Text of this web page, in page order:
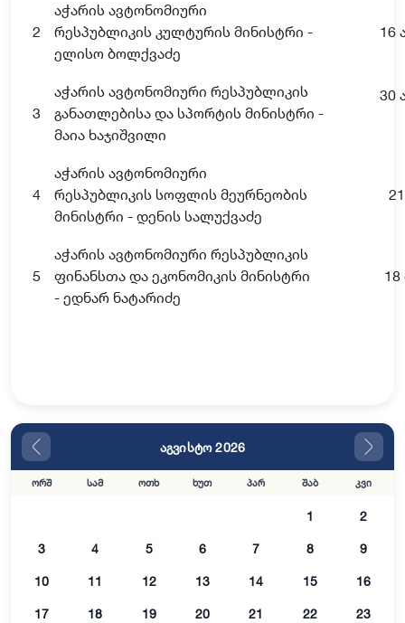
2
აჭარის ავტონომიური
რესპუბლიკის კულტურის მინისტრი -
ელისო ბოლქვაძე
16
3
აჭარის ავტონომიური რესპუბლიკის
განათლებისა და სპორტის მინისტრი -
მაია ხაჯიშვილი
30
4
აჭარის ავტონომიური
რესპუბლიკის სოფლის მეურნეობის
მინისტრი - დენის სალუქვაძე
5
აჭარის ავტონომიური რესპუბლიკის
ფინანსთა და ეკონომიკის მინისტრი
- ედნარ ნატარიძე
18
აგვისტო 2026
ორშ სამ ოთხ ხუთ პარ შაბ კვი
1 2
3 4 5 6 7 8 9
10 11 12 13 14 15 16
17 18 19 20 21 22 23